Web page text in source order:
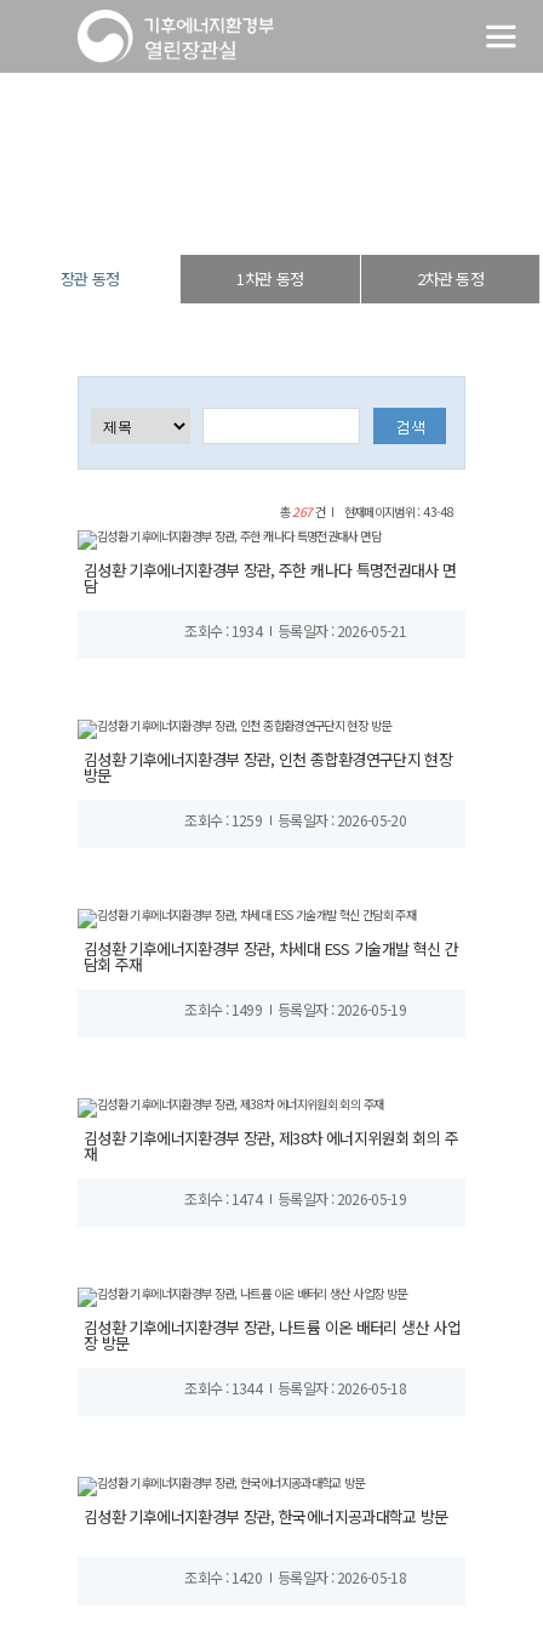
장관 동정 1차관 동정 2차관 동정
총267건 현재페이지범위 : 43-48
김성환 기후에너지환경부 장관, 주한 캐나다 특명전권대사 면
담
조회수 : 1934 등록일자 : 2026-05-21
김성환 기후에너지환경부 장관, 인천 종합환경연구단지 현장
방문
조회수 : 1259 등록일자 : 2026-05-20
김성환 기후에너지환경부 장관, 차세대 ESS 기술개발 혁신 간
담회 주재
조회수 : 1499 등록일자 : 2026-05-19
김성환 기후에너지환경부 장관, 제38차 에너지위원회 회의 주
재
조회수 : 1474 등록일자 : 2026-05-19
김성환 기후에너지환경부 장관, 나트륨 이온 배터리 생산 사업
장 방문
조회수 : 1344 등록일자 : 2026-05-18
김성환 기후에너지환경부 장관, 한국에너지공과대학교 방문
조회수 : 1420 등록일자 : 2026-05-18